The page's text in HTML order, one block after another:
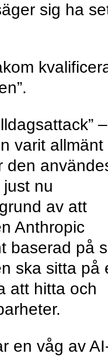
sig ha
–
varit allmänt
den
nu
av att
Anthropic
baserad på
ska sitta på
att hitta och
en våg av